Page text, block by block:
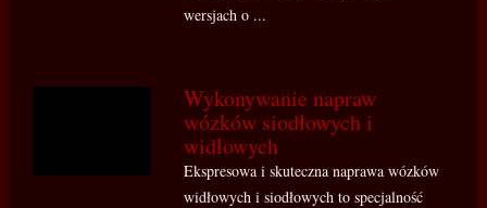
wersjach o ...
Wykonywanie napraw
wózków siodłowych i
widłowych
Ekspresowa i skuteczna naprawa wózków
widłowych i siodłowych to specjalność